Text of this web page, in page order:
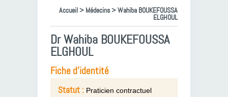
Accueil> Médecins> Wahiba BOUKEFOUSSA
ELGHOUL
Dr Wahiba BOUKEFOUSSA
ELGHOUL
Fiche d'identité
Statut : Praticien contractuel